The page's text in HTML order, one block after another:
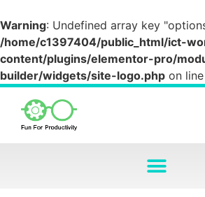
Warning: Undefined array key
/home/c1397404/public_html/ict-
content/plugins/elementor-pro/
builder/widgets/site-logo.php on line